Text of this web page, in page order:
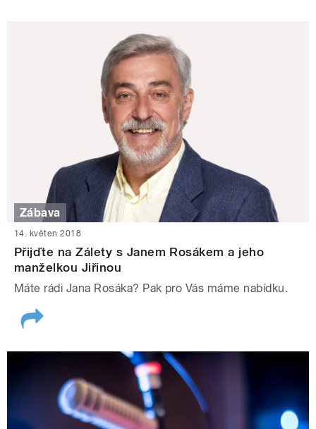
Zábava
14. květen 2018
Přijďte na Zálety s Janem Rosákem a jeho
manželkou Jiřinou
Máte rádi Jana Rosáka? Pak pro Vás máme nabídku.